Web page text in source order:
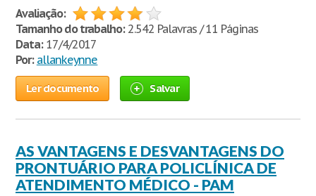
Avaliação:
Tamanho do trabalho:2.542 Palavras / 11 Páginas
Data:17/4/2017
Por: allankeynne
Ler documento Salvar
AS VANTAGENS E DESVANTAGENS DO
PRONTUÁRIO PARA POLICLÍNICA DE
ATENDIMENTO MÉDICO - PAM